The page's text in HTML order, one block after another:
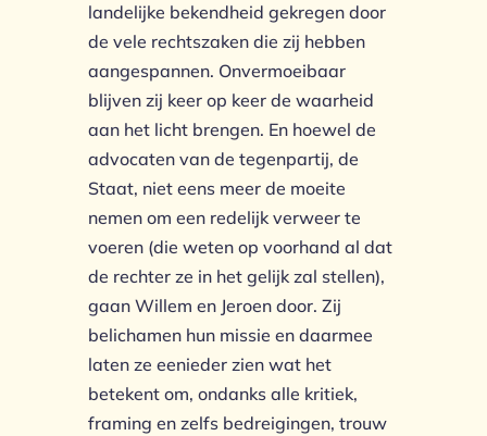
landelijke bekendheid gekregen door
de vele rechtszaken die zij hebben
aangespannen. Onvermoeibaar
blijven zij keer op keer de waarheid
aan het licht brengen. En hoewel de
advocaten van de tegenpartij, de
Staat, niet eens meer de moeite
nemen om een redelijk verweer te
voeren (die weten op voorhand al dat
de rechter ze in het gelijk zal stellen),
gaan Willem en Jeroen door. Zij
belichamen hun missie en daarmee
laten ze eenieder zien wat het
betekent om, ondanks alle kritiek,
framing en zelfs bedreigingen, trouw